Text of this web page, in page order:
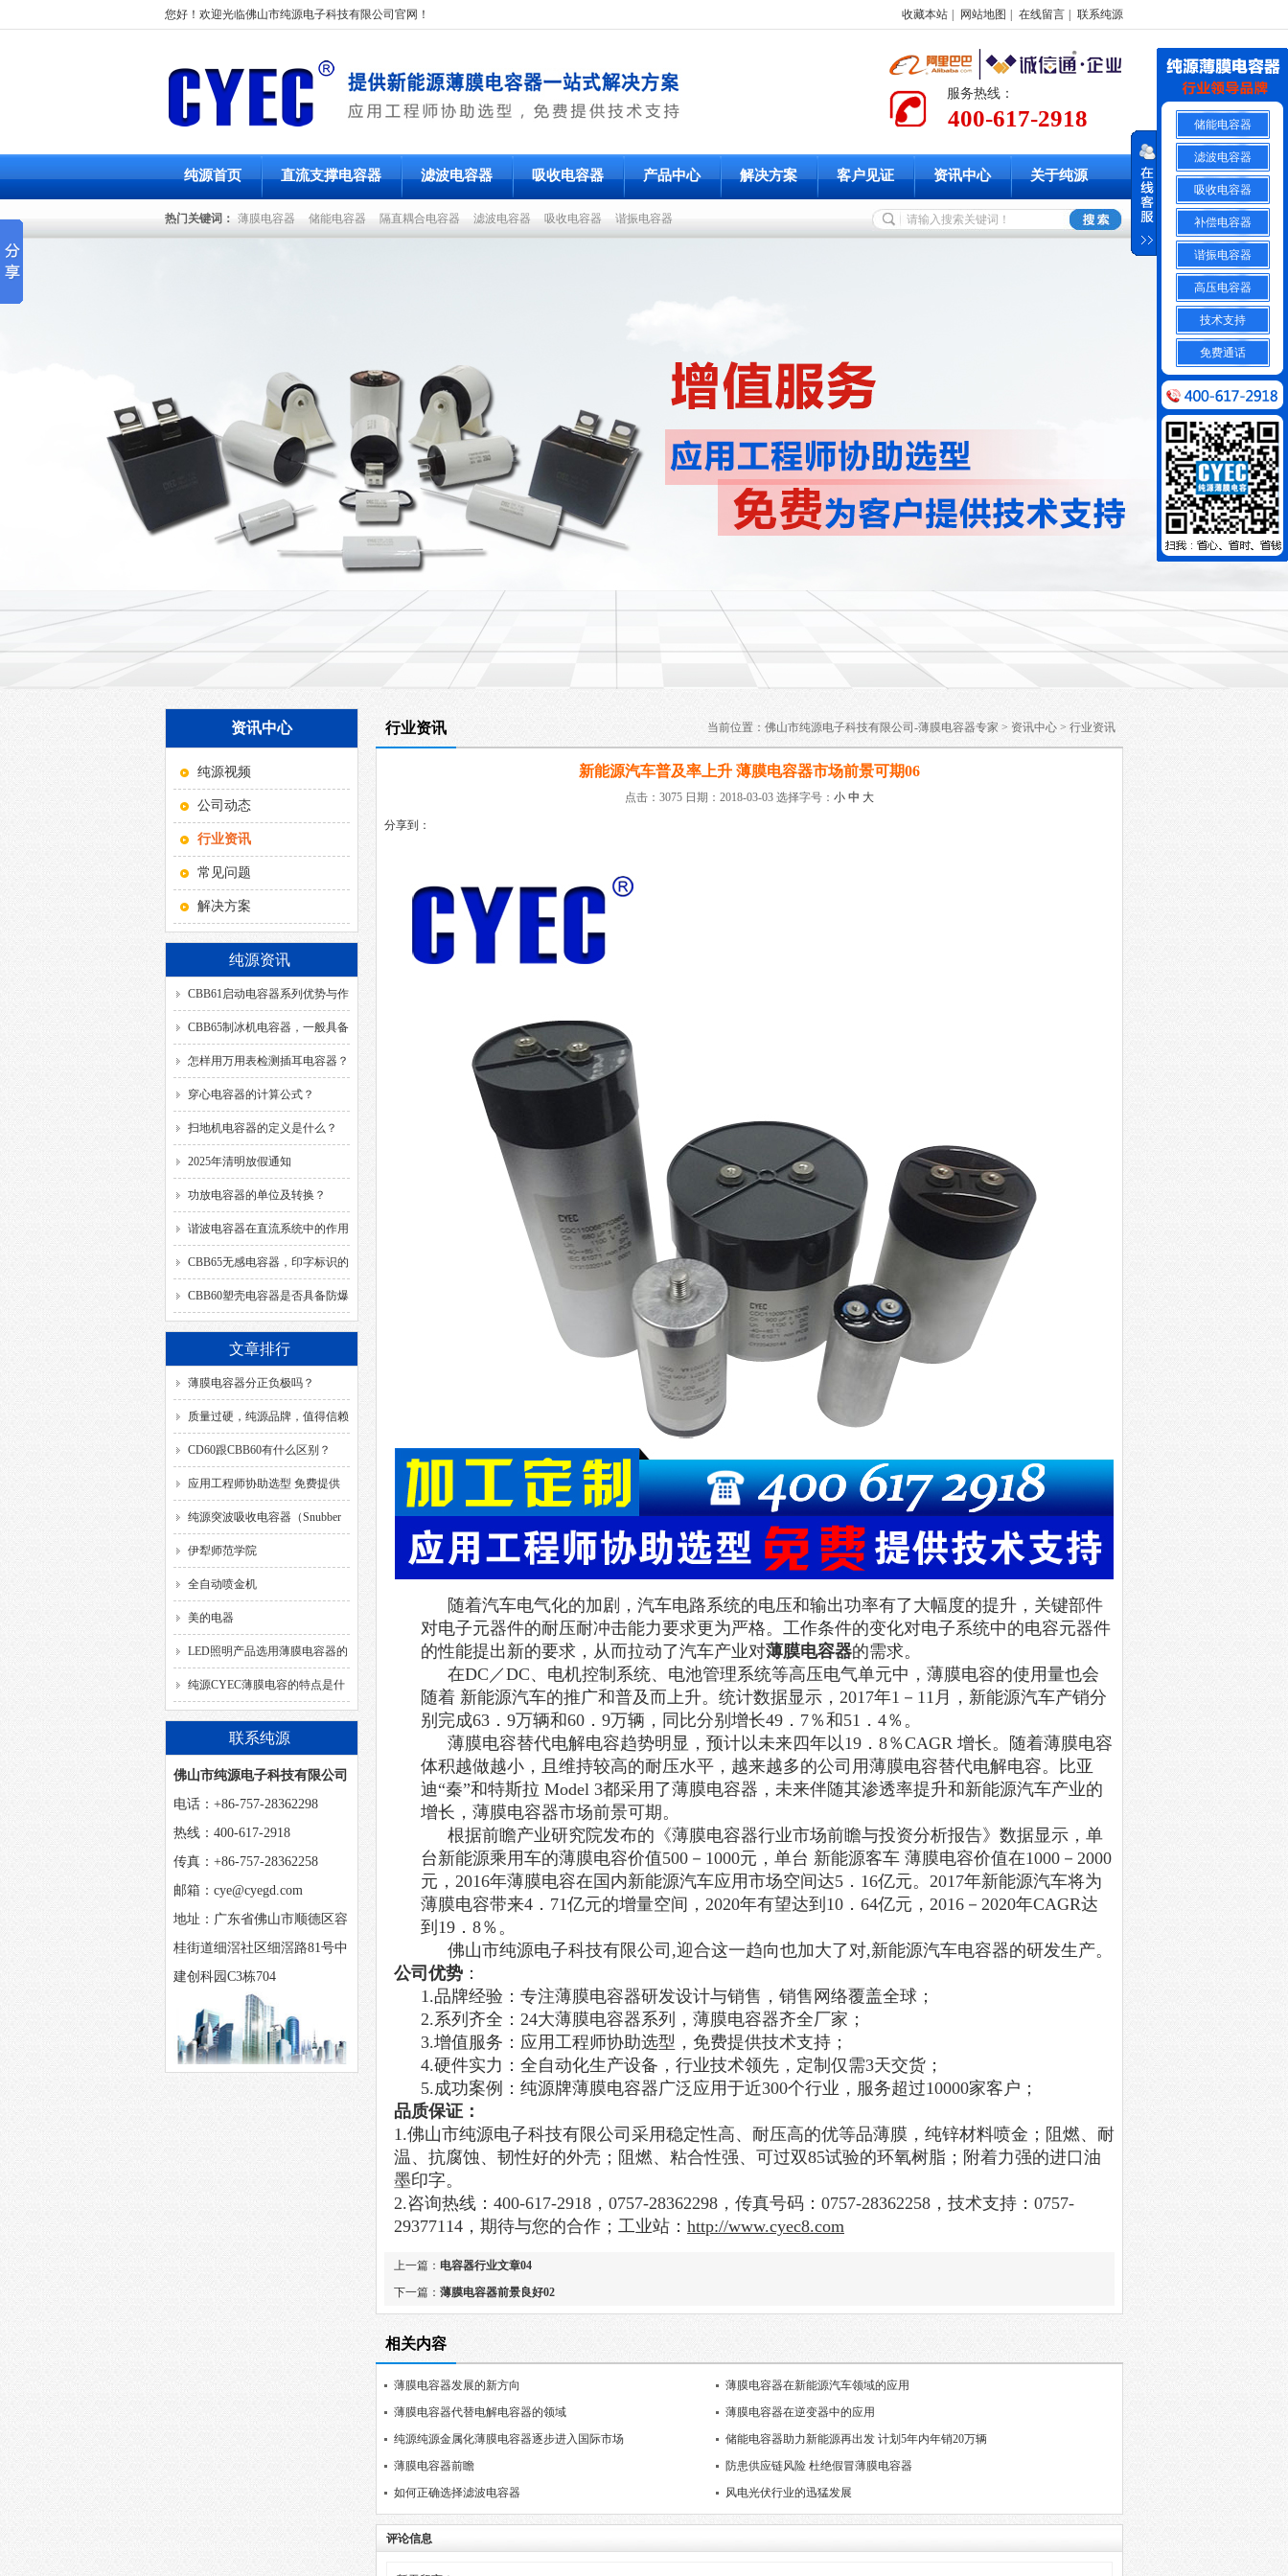
您好！欢迎光临佛山市纯源电子科技有限公司官网！ 收藏本站 网站地图 在线留言 联系纯源
服务热线：
400-617-2918
纯源首页 直流支撑电容器 滤波电容器 吸收电容器 产品中心 解决方案 客户见证 资讯中心 关于纯源
热门关键词： 薄膜电容器 储能电容器 隔直耦合电容器 滤波电容器 吸收电容器 谐振电容器
资讯中心
纯源视频
公司动态
行业资讯
常见问题
解决方案
纯源资讯
CBB61启动电容器系列优势与作
用！
CBB65制冰机电容器，一般具备
哪几种引出方式？
怎样用万用表检测插耳电容器？
穿心电容器的计算公式？
扫地机电容器的定义是什么？
2025年清明放假通知
功放电容器的单位及转换？
谐波电容器在直流系统中的作用
是什么？
CBB65无感电容器，印字标识的
SH、DB、C、40/85/21、
CBB60塑壳电容器是否具备防爆
功能？
文章排行
薄膜电容器分正负极吗？
质量过硬，纯源品牌，值得信赖
CD60跟CBB60有什么区别？
应用工程师协助选型 免费提供
解决方案
纯源突波吸收电容器（Snubber
Capacitor）
伊犁师范学院
全自动喷金机
美的电器
LED照明产品选用薄膜电容器的
要求
纯源CYEC薄膜电容的特点是什
么？
联系纯源
佛山市纯源电子科技有限公司
电话：+86-757-28362298
热线：400-617-2918
传真：+86-757-28362258
邮箱：cye@cyegd.com
地址：广东省佛山市顺德区容
桂街道细滘社区细滘路81号中
建创科园C3栋704
行业资讯 当前位置： 佛山市纯源电子科技有限公司-薄膜电容器专家 > 资讯中心 > 行业资讯
新能源汽车普及率上升 薄膜电容器市场前景可期06
点击：3075 日期：2018-03-03 选择字号： 小 中 大
分享到：
随着汽车电气化的加剧，汽车电路系统的电压和输出功率有了大幅度的提升，关键部件
对电子元器件的耐压耐冲击能力要求更为严格。工作条件的变化对电子系统中的电容元器件
的性能提出新的要求，从而拉动了汽车产业对薄膜电容器的需求。
在DC ／DC、电机控制系统、电池管理系统等高压电气单元中，薄膜电容的使用量也会
随着 新能源汽车的推广和普及而上升。统计数据显示， 2017年1 － 11 月，新能源汽车产销分
别完成63 ． 9万辆和60 ． 9万辆，同比分别增长49 ． 7％和51 ． 4％。
薄膜电容替代电解电容趋势明显，预计以未来四年以19 ． 8％CAGR 增长。随着薄膜电容
体积越做越小，且维持较高的耐压水平，越来越多的公司用薄膜电容替代电解电容。比亚
迪“秦”和特斯拉 Model 3都采用了薄膜电容器，未来伴随其渗透率提升和新能源汽车产业的
增长，薄膜电容器市场前景可期。
根据前瞻产业研究院发布的《薄膜电容器行业市场前瞻与投资分析报告》数据显示，单
台新能源乘用车的薄膜电容价值500 － 1000元，单台 新能源客车 薄膜电容价值在1000 － 2000
元， 2016年薄膜电容在国内新能源汽车应用市场空间达5 ． 16亿元。 2017年新能源汽车将为
薄膜电容带来4 ． 71亿元的增量空间， 2020年有望达到 10 ． 64亿元， 2016 － 2020年CAGR达
到 19 ． 8％。
佛山市纯源电子科技有限公司 ,迎合这一趋向也加大了对,新能源汽车电容器的研发生产。
公司优势 ：
1.品牌经验：专注薄膜电容器研发设计与销售，销售网络覆盖全球；
2.系列齐全： 24大薄膜电容器系列，薄膜电容器齐全厂家；
3.增值服务：应用工程师协助选型，免费提供技术支持；
4.硬件实力：全自动化生产设备，行业技术领先，定制仅需3天交货；
5.成功案例：纯源牌薄膜电容器广泛应用于近300个行业，服务超过10000家客户；
品质保证：
1.佛山市纯源电子科技有限公司采用稳定性高、耐压高的优等品薄膜，纯锌材料喷金；阻燃、耐
温、抗腐蚀、韧性好的外壳；阻燃、粘合性强、可过双85试验的环氧树脂；附着力强的进口油
墨印字。
2.咨询热线： 400-617-2918 ， 0757-28362298 ，传真号码： 0757-28362258 ，技术支持： 0757-
29377114 ，期待与您的合作；工业站： http://www.cyec8.com
上一篇： 电容器行业文章04
下一篇： 薄膜电容器前景良好02
相关内容
薄膜电容器发展的新方向
薄膜电容器在新能源汽车领域的应用
薄膜电容器代替电解电容器的领域
薄膜电容器在逆变器中的应用
纯源纯源金属化薄膜电容器逐步进入国际市场
储能电容器助力新能源再出发 计划5年内年销20万辆
薄膜电容器前瞻
防患供应链风险 杜绝假冒薄膜电容器
如何正确选择滤波电容器
​​风电光伏行业的迅猛发展
评论信息
储能电容器
滤波电容器
吸收电容器
补偿电容器
谐振电容器
高压电容器
技术支持
免费通话